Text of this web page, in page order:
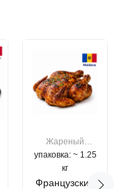
Жареный
цыпленок
упаковка: ~ 1.25
кг
Французский